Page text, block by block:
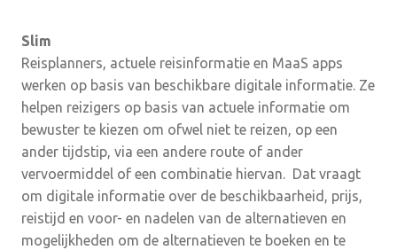
Slim
Reisplanners, actuele reisinformatie en MaaS apps
werken op basis van beschikbare digitale informatie. Ze
helpen reizigers op basis van actuele informatie om
bewuster te kiezen om ofwel niet te reizen, op een
ander tijdstip, via een andere route of ander
vervoermiddel of een combinatie hiervan. Dat vraagt
om digitale informatie over de beschikbaarheid, prijs,
reistijd en voor- en nadelen van de alternatieven en
mogelijkheden om de alternatieven te boeken en te